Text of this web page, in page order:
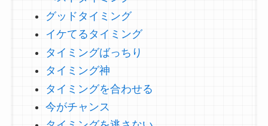
グッドタイミング
イケてるタイミング
タイミングばっちり
タイミング神
タイミングを合わせる
今がチャンス